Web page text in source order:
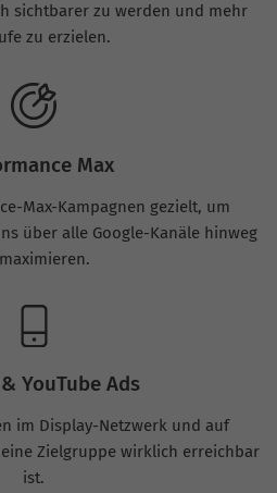
sichtbarer zu werden und mehr
zu erzielen.
Max
Max-Kampagnen gezielt, um
über alle Google-Kanäle hinweg
YouTube Ads
im Display-Netzwerk und auf
Zielgruppe wirklich erreichbar
ist.